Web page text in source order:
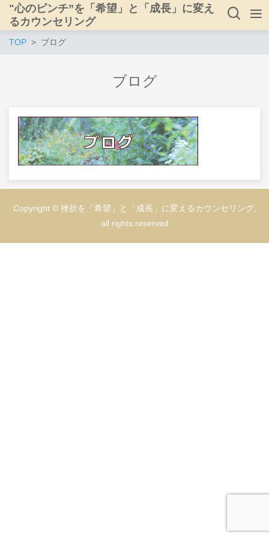
"心のピンチ”を「希望」と「成長」に変え
るカウンセリング
TOP ブログ
ブログ
Copyright © 挫折を「希望」と「成長」に変えるカウンセリング,
all rights reserved